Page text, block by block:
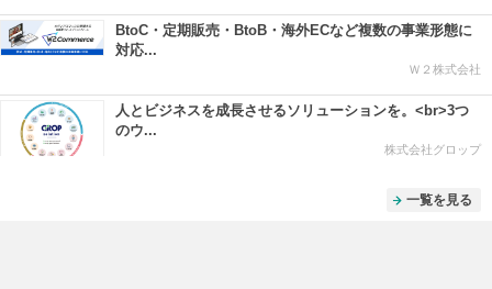
BtoC・定期販売・BtoB・海外ECなど複数の事業形態に
対応...
Ｗ２株式会社
人とビジネスを成長させるソリューションを。<br>3つ
のウ...
株式会社グロップ
一覧を見る